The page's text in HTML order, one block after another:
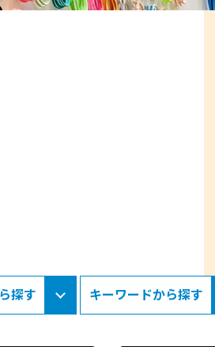
探す キーワードから探す